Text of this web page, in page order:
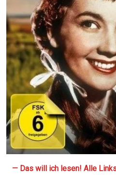
— Das will ich lesen! Alle